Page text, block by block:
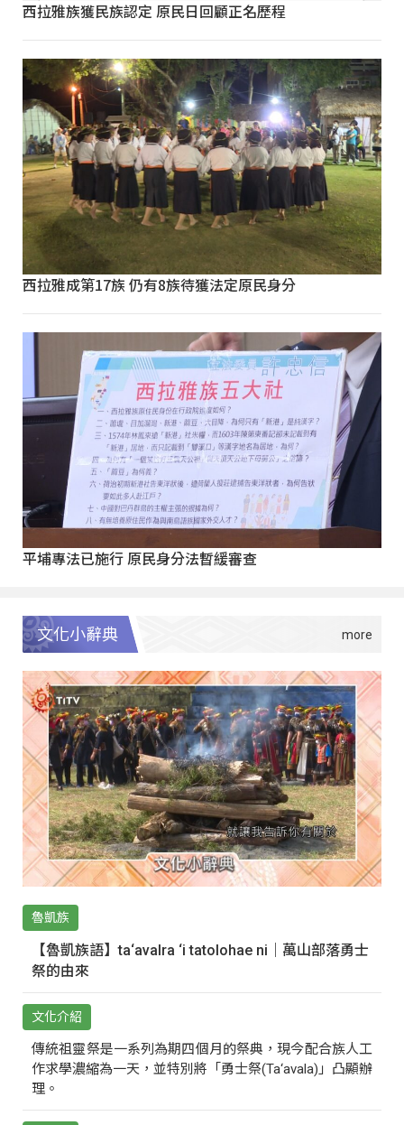
西拉雅族獲民族認定 原民日回顧正名歷程
西拉雅成第17族 仍有8族待獲法定原民身分
平埔專法已施行 原民身分法暫緩審查
文化小辭典
魯凱族
【魯凱族語】ta‘avalra ‘i tatolohae ni｜萬山部落勇士
祭的由來
文化介紹
傳統祖靈祭是一系列為期四個月的祭典，現今配合族人工
作求學濃縮為一天，並特別將「勇士祭(Ta‘avala)」凸顯辦
理。